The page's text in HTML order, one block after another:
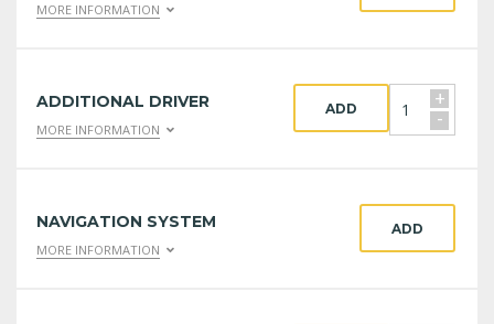
MORE INFORMATION
ADDITIONAL DRIVER
MORE INFORMATION
+
-
ADD
NAVIGATION SYSTEM
MORE INFORMATION
ADD